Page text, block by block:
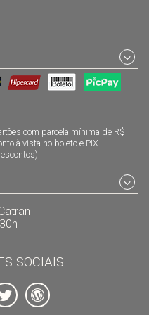
com parcela mínima de R$
à vista no boleto e PIX
SOCIAIS